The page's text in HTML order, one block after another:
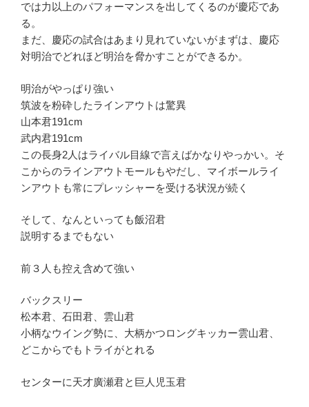
では力以上のパフォーマンスを出してくるのが慶応であ
る。
まだ、慶応の試合はあまり見れていないがまずは、慶応
対明治でどれほど明治を脅かすことができるか。
明治がやっぱり強い
筑波を粉砕したラインアウトは驚異
山本君191cm
武内君191cm
この長身2人はライバル目線で言えばかなりやっかい。そ
こからのラインアウトモールもやだし、マイボールライ
ンアウトも常にプレッシャーを受ける状況が続く
そして、なんといっても飯沼君
説明するまでもない
前３人も控え含めて強い
バックスリー
松本君、石田君、雲山君
小柄なウイング勢に、大柄かつロングキッカー雲山君、
どこからでもトライがとれる
センターに天才廣瀬君と巨人児玉君